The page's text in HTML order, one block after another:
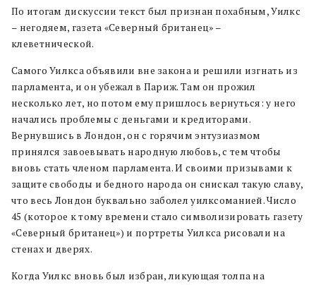
По итогам дискуссии текст был признан похабным, Уилкс
– негодяем, газета «Северный британец» –
клеветнической.
Самого Уилкса объявили вне закона и решили изгнать из
парламента, и он убежал в Париж. Там он прожил
несколько лет, но потом ему пришлось вернуться: у него
начались проблемы с деньгами и кредиторами.
Вернувшись в Лондон, он с горячим энтузиазмом
принялся завоевывать народную любовь, с тем чтобы
вновь стать членом парламента. И своими призывами к
защите свободы и бедного народа он снискал такую славу,
что весь Лондон буквально заболел уилксоманией. Число
45 (которое к тому времени стало символизировать газету
«Северный британец») и портреты Уилкса рисовали на
стенах и дверях.
Когда Уилкс вновь был избран, ликующая толпа на